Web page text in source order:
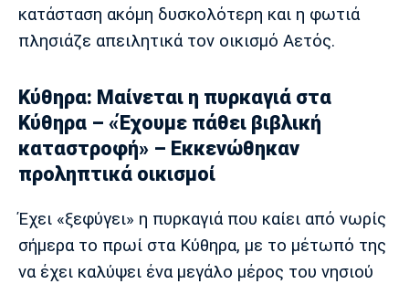
κατάσταση ακόμη δυσκολότερη και η φωτιά
πλησιάζε απειλητικά τον οικισμό Αετός.
Κύθηρα: Μαίνεται η πυρκαγιά στα
Κύθηρα – «Έχουμε πάθει βιβλική
καταστροφή» – Εκκενώθηκαν
προληπτικά οικισμοί
Έχει «ξεφύγει» η πυρκαγιά που καίει από νωρίς
σήμερα το πρωί στα Κύθηρα, με το μέτωπό της
να έχει καλύψει ένα μεγάλο μέρος του νησιού